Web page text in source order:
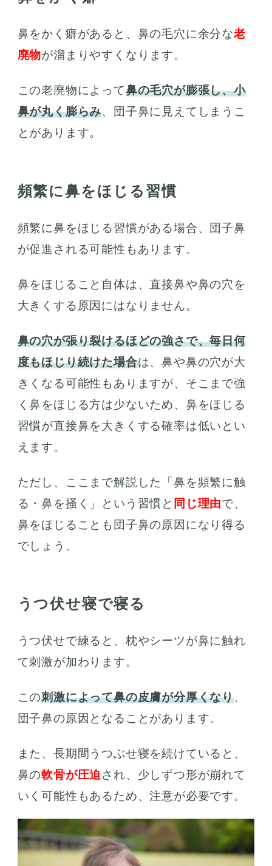
鼻をかく癖があると、鼻の毛穴に余分な老
廃物が溜まりやすくなります。
この老廃物によって鼻の毛穴が膨張し、小
鼻が丸く膨らみ、団子鼻に見えてしまうこ
とがあります。
頻繁に鼻をほじる習慣
頻繁に鼻をほじる習慣がある場合、団子鼻
が促進される可能性もあります。
鼻をほじること自体は、直接鼻や鼻の穴を
大きくする原因にはなりません。
鼻の穴が張り裂けるほどの強さで、毎日何
度もほじり続けた場合は、鼻や鼻の穴が大
きくなる可能性もありますが、そこまで強
く鼻をほじる方は少ないため、鼻をほじる
習慣が直接鼻を大きくする確率は低いとい
えます。
ただし、ここまで解説した「鼻を頻繁に触
る・鼻を掻く」という習慣と 同じ理由で、
鼻をほじることも団子鼻の原因になり得る
でしょう。
うつ伏せ寝で寝る
うつ伏せで練ると、枕やシーツが鼻に触れ
て刺激が加わります。
この刺激によって鼻の皮膚が分厚くなり、
団子鼻の原因となることがあります。
また、長期間うつぶせ寝を続けていると、
鼻の軟骨が圧迫 され、少しずつ形が崩れて
いく可能性もあるため、注意が必要です。